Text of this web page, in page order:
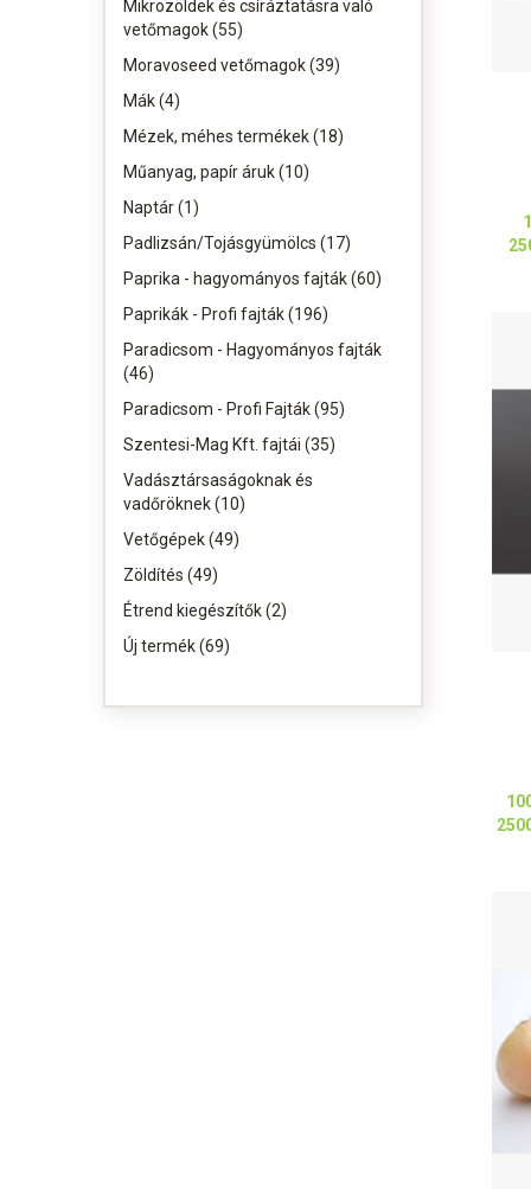
Mikrozöldek és csíráztatásra való
vetőmagok (55)
Moravoseed vetőmagok (39)
Mák (4)
Mézek, méhes termékek (18)
Műanyag, papír áruk (10)
Naptár (1)
Padlizsán/Tojásgyümölcs (17)
Paprika - hagyományos fajták (60)
Paprikák - Profi fajták (196)
Paradicsom - Hagyományos fajták
(46)
Paradicsom - Profi Fajták (95)
Szentesi-Mag Kft. fajtái (35)
Vadásztársaságoknak és
vadőröknek (10)
Vetőgépek (49)
Zöldítés (49)
Étrend kiegészítők (2)
Új termék (69)